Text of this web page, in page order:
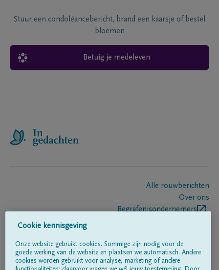
Stuur een condoléancebericht, brand een kaarsje of bestel
bloemen
Betuig je medeleven
Alle rouwberichten
Over ons
Begrafenisondernemers
Volg ons op
Cookie kennisgeving
Onze website gebruikt cookies. Sommige zijn nodig voor de
goede werking van de website en plaatsen we automatisch. Andere
cookies worden gebruikt voor analyse, marketing of andere